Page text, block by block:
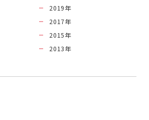
2019年
2017年
2015年
2013年